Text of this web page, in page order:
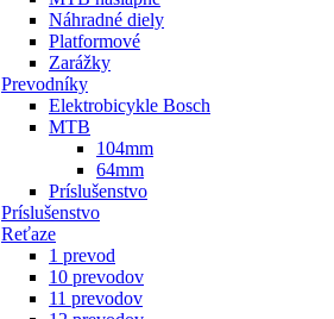
Náhradné diely
Platformové
Zarážky
Prevodníky
Elektrobicykle Bosch
MTB
104mm
64mm
Príslušenstvo
Príslušenstvo
Reťaze
1 prevod
10 prevodov
11 prevodov